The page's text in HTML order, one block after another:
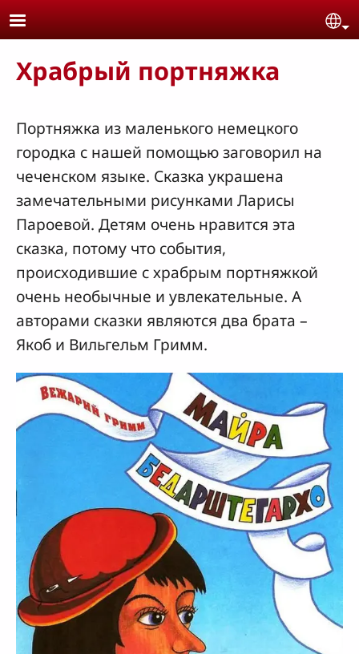
Skip to main content
Храбрый портняжка
Портняжка из маленького немецкого
городка с нашей помощью заговорил на
чеченском языке. Сказка украшена
замечательными рисунками Ларисы
Пароевой. Детям очень нравится эта
сказка, потому что события,
происходившие с храбрым портняжкой
очень необычные и увлекательные. А
авторами сказки являются два брата –
Якоб и Вильгельм Гримм.